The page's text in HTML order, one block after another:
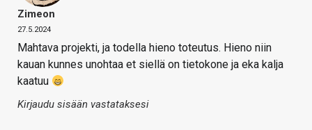
Zimeon
27.5.2024
Mahtava projekti, ja todella hieno toteutus. Hieno niin
kauan kunnes unohtaa et siellä on tietokone ja eka kalja
kaatuu
Kirjaudu sisään vastataksesi